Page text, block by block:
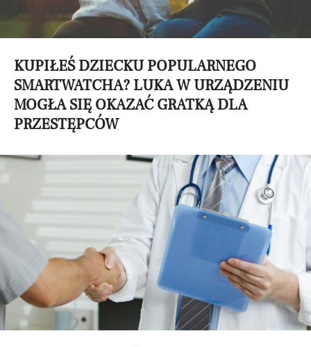
KUPIŁEŚ DZIECKU POPULARNEGO
SMARTWATCHA? LUKA W URZĄDZENIU
MOGŁA SIĘ OKAZAĆ GRATKĄ DLA
PRZESTĘPCÓW